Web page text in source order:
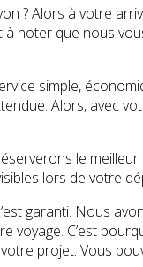
? Alors à votre
noter que nous
simple,
Alors, avec
le
lors de votre
garanti. Nous
voyage. C’est
projet. Vous